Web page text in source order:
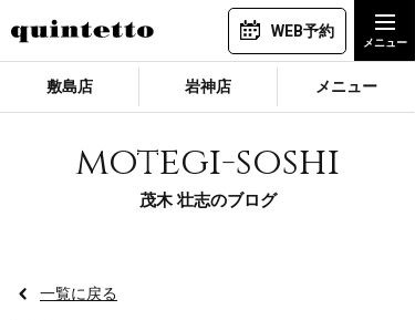
WEB予約
敷島店 岩神店 メニュー
motegi-soshi
茂木 壮志のブログ
一覧に戻る